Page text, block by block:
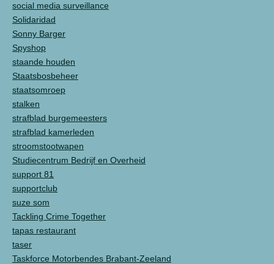
social media surveillance
Solidaridad
Sonny Barger
Spyshop
staande houden
Staatsbosbeheer
staatsomroep
stalken
strafblad burgemeesters
strafblad kamerleden
stroomstootwapen
Studiecentrum Bedrijf en Overheid
support 81
supportclub
suze som
Tackling Crime Together
tapas restaurant
taser
Taskforce Motorbendes Brabant-Zeeland